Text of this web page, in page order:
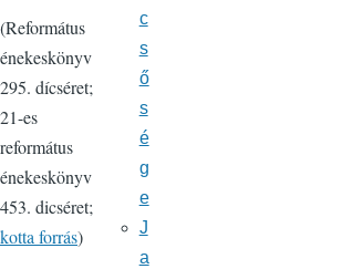
(Református
énekeskönyv
295. dícséret;
21-es
református
énekeskönyv
453. dicséret;
kotta forrás)
c
s
ő
s
é
g
e
J
a